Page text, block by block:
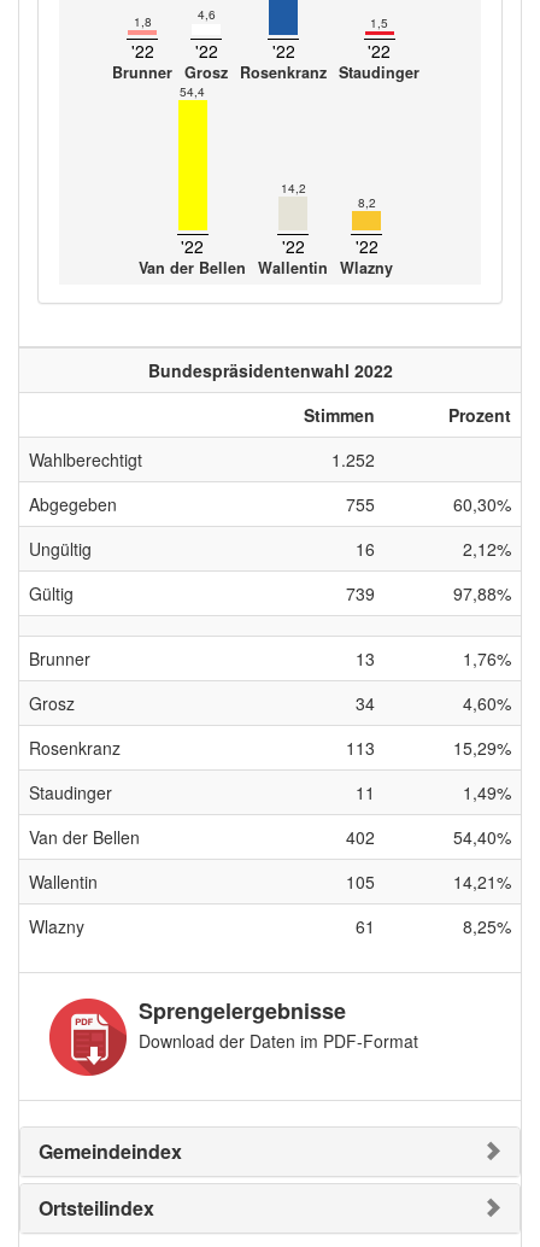
1,8
'22
Brunner
4,6
'22
Grosz
'22
Rosenkranz
1,5
'22
Staudinger
54,4
'22
Van der Bellen
14,2
'22
Wallentin
8,2
'22
Wlazny
Bundespräsidentenwahl 2022
Stimmen
Prozent
Wahlberechtigt
1.252
Abgegeben
755
60,30%
Ungültig
16
2,12%
Gültig
739 97,88%
Brunner 13
1,76%
Grosz
34
4,60%
Rosenkranz
113
15,29%
Staudinger
11
1,49%
Van der Bellen
402
54,40%
Wallentin
105
14,21%
Wlazny
61 8,25%
Sprengelergebnisse
Download der Daten im PDF-Format
Gemeindeindex
Ortsteilindex